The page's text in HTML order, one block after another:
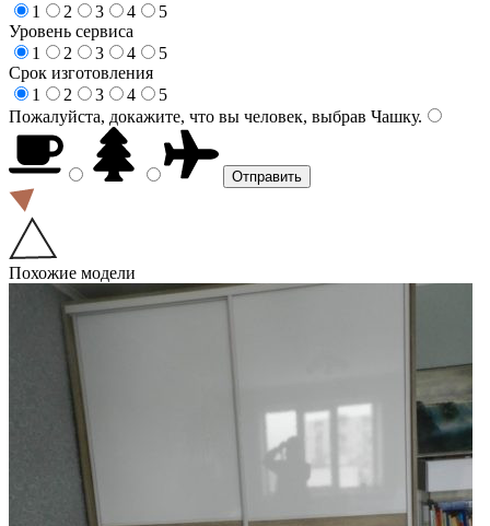
1
2 3 4
5
Уровень сервиса
1
2 3 4
5
Срок изготовления
1
2 3 4
5
Пожалуйста, докажите, что вы человек, выбрав Чашку.
Похожие модели